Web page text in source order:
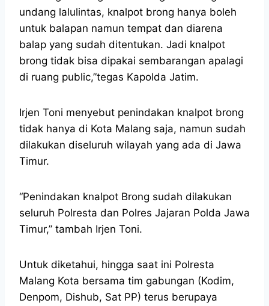
undang lalulintas, knalpot brong hanya boleh
untuk balapan namun tempat dan diarena
balap yang sudah ditentukan. Jadi knalpot
brong tidak bisa dipakai sembarangan apalagi
di ruang public,”tegas Kapolda Jatim.
Irjen Toni menyebut penindakan knalpot brong
tidak hanya di Kota Malang saja, namun sudah
dilakukan diseluruh wilayah yang ada di Jawa
Timur.
“Penindakan knalpot Brong sudah dilakukan
seluruh Polresta dan Polres Jajaran Polda Jawa
Timur,” tambah Irjen Toni.
Untuk diketahui, hingga saat ini Polresta
Malang Kota bersama tim gabungan (Kodim,
Denpom, Dishub, Sat PP) terus berupaya